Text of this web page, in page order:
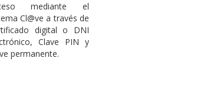
mediante el
Cl@ve a través de
digital o DNI
Clave PIN y
permanente.